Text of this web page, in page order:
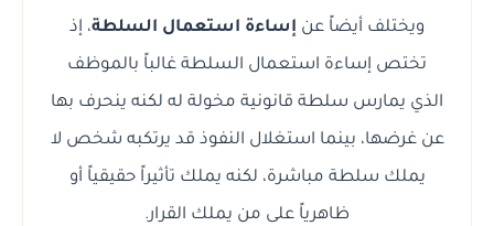
ويختلف أيضاً عن إساءة استعمال السلطة، إذ
تختص إساءة استعمال السلطة غالباً بالموظف
الذي يمارس سلطة قانونية مخولة له لكنه ينحرف بها
عن غرضها، بينما استغلال النفوذ قد يرتكبه شخص لا
يملك سلطة مباشرة، لكنه يملك تأثيراً حقيقياً أو
ظاهرياً على من يملك القرار.